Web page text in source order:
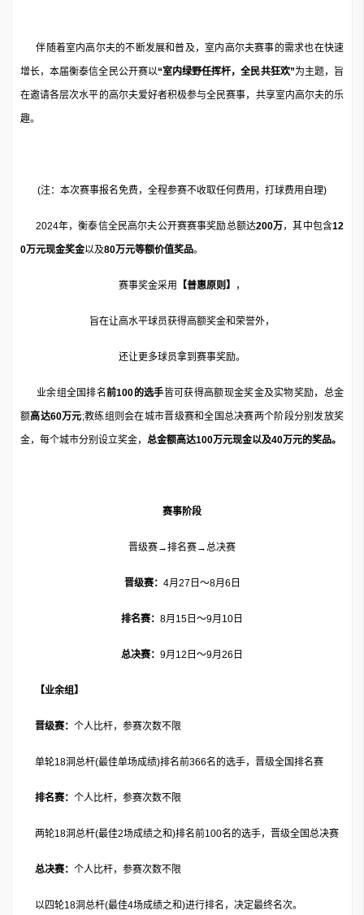
伴随着室内高尔夫的不断发展和普及，室内高尔夫赛事的需求也在快速
增长，本届衡泰信全民公开赛以“室内绿野任挥杆，全民共狂欢”为主题，旨
在邀请各层次水平的高尔夫爱好者积极参与全民赛事，共享室内高尔夫的乐
趣。
(注：本次赛事报名免费，全程参赛不收取任何费用，打球费用自理)
2024年，衡泰信全民高尔夫公开赛赛事奖励总额达200万 ，其中包含12
0万元现金奖金以及80万元等额价值奖品。
赛事奖金采用 【普惠原则】 ，
旨在让高水平球员获得高额奖金和荣誉外，
还让更多球员拿到赛事奖励。
业余组全国排名前100的选手皆可获得高额现金奖金及实物奖励，总金
额高达60万元;教练组则会在城市晋级赛和全国总决赛两个阶段分别发放奖
金，每个城市分别设立奖金， 总金额高达100万元现金以及40万元的奖品。
赛事阶段
晋级赛→排名赛→总决赛
晋级赛： 4月27日～8月6日
排名赛： 8月15日～9月10日
总决赛： 9月12日～9月26日
【业余组】
晋级赛： 个人比杆，参赛次数不限
单轮18洞总杆(最佳单场成绩)排名前366名的选手，晋级全国排名赛
排名赛： 个人比杆，参赛次数不限
两轮18洞总杆(最佳2场成绩之和)排名前100名的选手，晋级全国总决赛
总决赛： 个人比杆，参赛次数不限
以四轮18洞总杆(最佳4场成绩之和)进行排名，决定最终名次。